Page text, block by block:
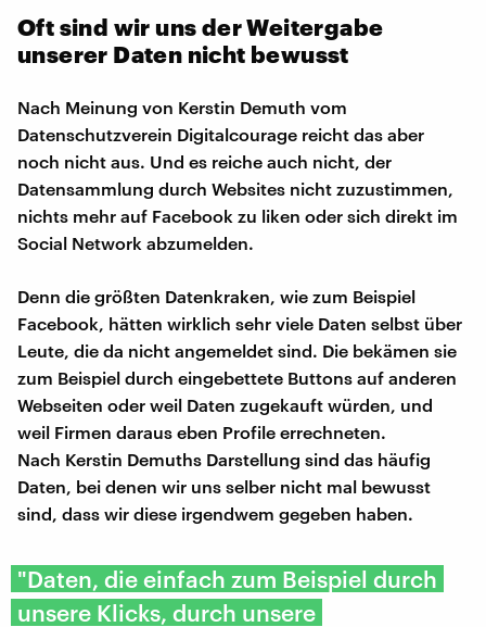
Oft sind wir uns der Weitergabe
unserer Daten nicht bewusst
Nach Meinung von Kerstin Demuth vom
Datenschutzverein Digitalcourage reicht das aber
noch nicht aus. Und es reiche auch nicht, der
Datensammlung durch Websites nicht zuzustimmen,
nichts mehr auf Facebook zu liken oder sich direkt im
Social Network abzumelden.
Denn die größten Datenkraken, wie zum Beispiel
Facebook, hätten wirklich sehr viele Daten selbst über
Leute, die da nicht angemeldet sind. Die bekämen sie
zum Beispiel durch eingebettete Buttons auf anderen
Webseiten oder weil Daten zugekauft würden, und
weil Firmen daraus eben Profile errechneten.
Nach Kerstin Demuths Darstellung sind das häufig
Daten, bei denen wir uns selber nicht mal bewusst
sind, dass wir diese irgendwem gegeben haben.
"Daten, die einfach zum Beispiel durch
unsere Klicks, durch unsere